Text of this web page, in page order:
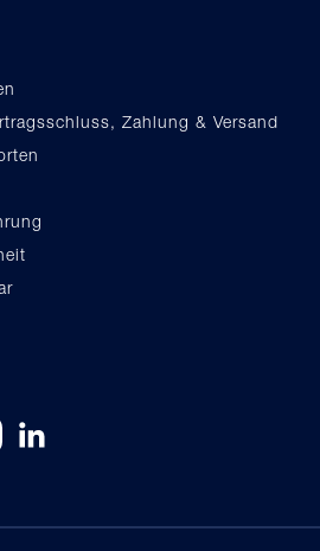
Zahlung & Versand